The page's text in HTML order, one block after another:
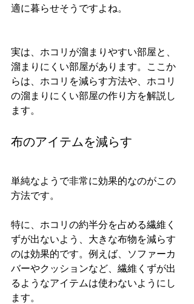
適に暮らせそうですよね。
実は、ホコリが溜まりやすい部屋と、
溜まりにくい部屋があります。ここか
らは、ホコリを減らす方法や、ホコリ
の溜まりにくい部屋の作り方を解説し
ます。
布のアイテムを減らす
単純なようで非常に効果的なのがこの
方法です。
特に、ホコリの約半分を占める繊維く
ずが出ないよう、大きな布物を減らす
のは効果的です。例えば、ソファーカ
バーやクッションなど、繊維くずが出
るようなアイテムは使わないようにし
ます。